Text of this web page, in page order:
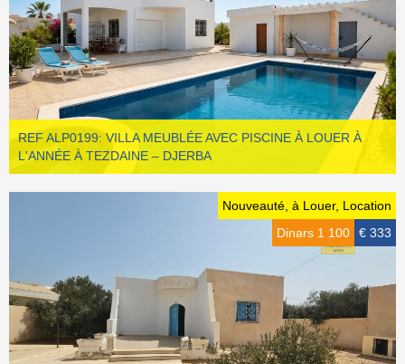
REF ALP0199: VILLA MEUBLÉE AVEC PISCINE À LOUER À
L'ANNÉE À TEZDAINE – DJERBA
Nouveauté, à Louer, Location
€ 333
Dinars 1 100